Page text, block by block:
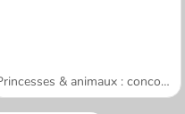
Princesses & animaux : concours photos